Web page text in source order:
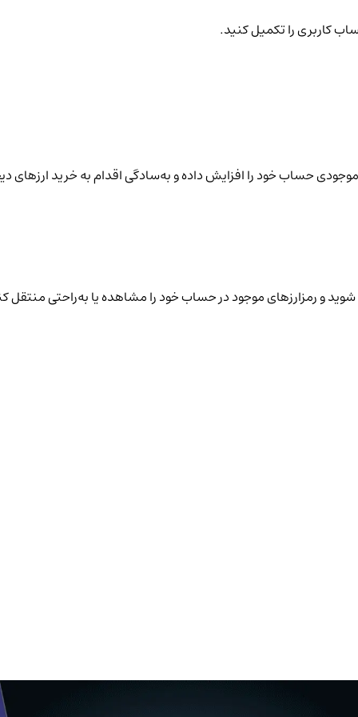
کاربری را تکمیل کنید.
موجودی حساب خود را افزایش داده و به‌سادگی اقدام به خرید ارزهای
و رمزارزهای موجود در حساب خود را مشاهده یا به‌راحتی منتقل